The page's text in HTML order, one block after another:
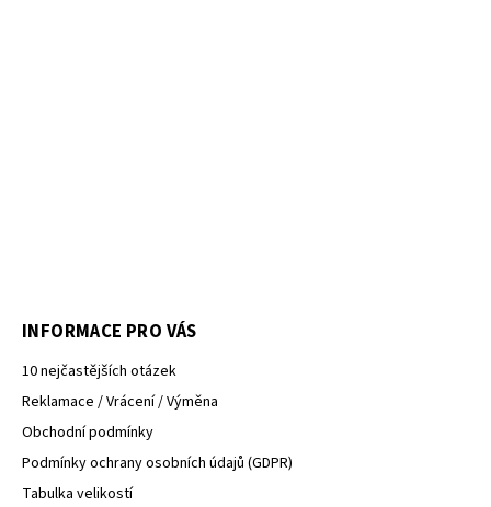
INFORMACE PRO VÁS
10 nejčastějších otázek
Reklamace / Vrácení / Výměna
Obchodní podmínky
Podmínky ochrany osobních údajů (GDPR)
Tabulka velikostí